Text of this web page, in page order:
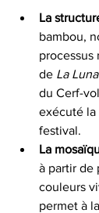
La
bambou,
processus
de La
du Cerf-
exécuté
festival.
La
à partir de
couleurs
permet à